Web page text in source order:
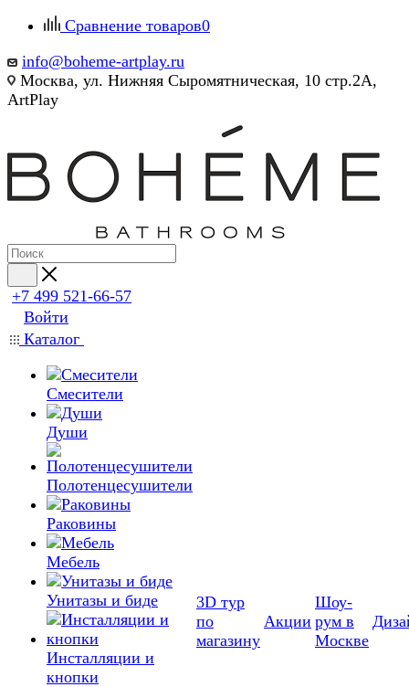
Сравнение товаров0
info@boheme-artplay.ru
Москва, ул. Нижняя Сыромятническая, 10 стр.2А,
ArtPlay
+7 499 521-66-57
Войти
Каталог
Смесители
Души
Полотенцесушители
Раковины
Мебель
Унитазы и биде
Инсталляции и
кнопки
3D тур
по
магазину
Акции
Шоу-
рум в
Москве